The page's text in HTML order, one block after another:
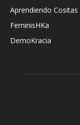
Aprendiendo Cositas
FeminisHKa
DemoKracia